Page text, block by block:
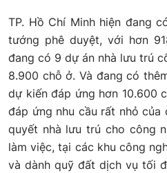
TP. Hồ Chí Minh hiện đang
tướng phê duyệt, với hơn
đang có 9 dự án nhà lưu trú
8.900 chỗ ở. Và đang có
dự kiến đáp ứng hơn 10.600
đáp ứng nhu cầu rất nhỏ của
quyết nhà lưu trú cho công
làm việc, tại các khu công
và dành quỹ đất dịch vụ tối